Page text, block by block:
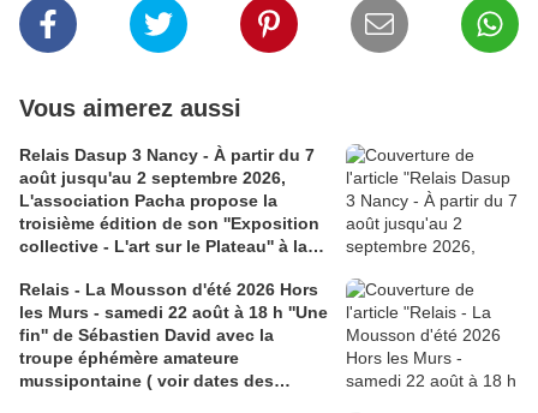
Vous aimerez aussi
Relais Dasup 3 Nancy - À partir du 7
août jusqu'au 2 septembre 2026,
L'association Pacha propose la
troisième édition de son ''Exposition
collective - L'art sur le Plateau'' à la
avenue Pinchard
Relais - La Mousson d'été 2026 Hors
les Murs - samedi 22 août à 18 h ''Une
fin'' de Sébastien David avec la
troupe éphémère amateure
mussipontaine ( voir dates des